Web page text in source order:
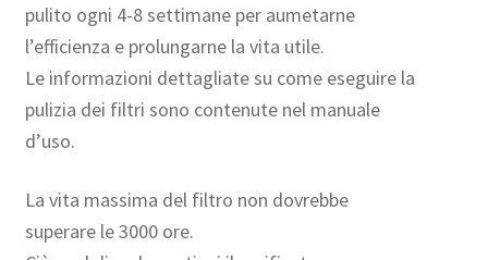
pulito ogni 4-8 settimane per aumetarne
l’efficienza e prolungarne la vita utile.
Le informazioni dettagliate su come eseguire la
pulizia dei filtri sono contenute nel manuale
d’uso.
La vita massima del filtro non dovrebbe
superare le 3000 ore.